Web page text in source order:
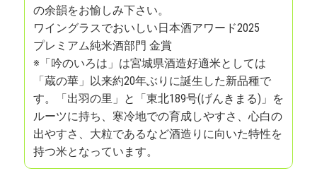
の余韻をお愉しみ下さい。
ワイングラスでおいしい日本酒アワード2025
プレミアム純米酒部門 金賞
※「吟のいろは」は宮城県酒造好適米としては
「蔵の華」以来約20年ぶりに誕生した新品種で
す。「出羽の里」と「東北189号(げんきまる)」を
ルーツに持ち、寒冷地での育成しやすさ、心白の
出やすさ、大粒であるなど酒造りに向いた特性を
持つ米となっています。